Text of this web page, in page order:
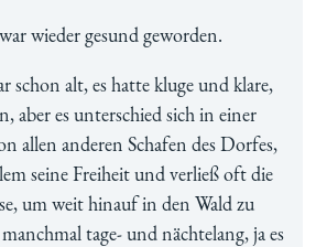
wieder gesund geworden.
schon alt, es hatte kluge und klare,
aber es unterschied sich in einer
allen anderen Schafen des Dorfes,
seine Freiheit und verließ oft die
um weit hinauf in den Wald zu
tage- und nächtelang, ja es